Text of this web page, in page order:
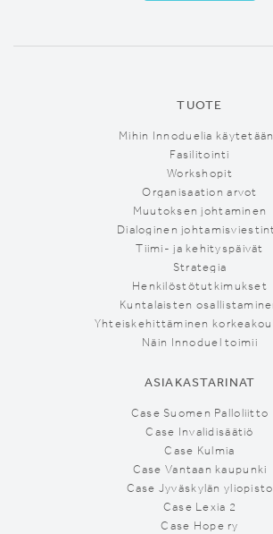
TUOTE
Mihin Innoduelia
Fasilitointi
Workshopit
Organisaation arvot
Muutoksen johtaminen
Dialoginen
Tiimi- ja kehityspäivät
Strategia
Henkilöstötutkimukset
Kuntalaisten
Yhteiskehittäminen
Näin Innoduel toimii
ASIAKASTARINAT
Case Suomen Palloliitto
Case Invalidisäätiö
Case Kulmia
Case Vantaan kaupunki
Case Jyväskylän yliopisto
Case Lexia 2
Case Hope ry